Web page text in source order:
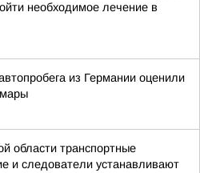
необходимое лечение в
из Германии оценили
области транспортные
и следователи устанавливают